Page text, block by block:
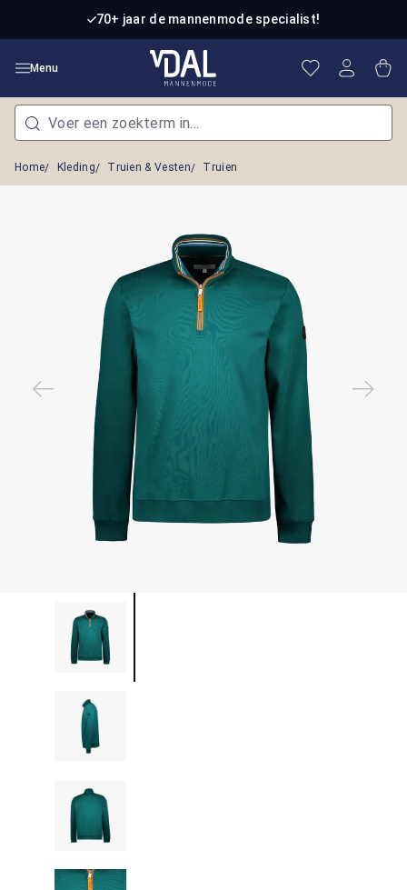
Ga naar de hoofdinhoud70+ jaar de mannenmode specialist!
Menu Je hebt 0
Home Kleding Truien & Vesten Truien